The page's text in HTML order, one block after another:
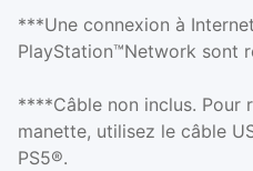
***Une connexion à
PlayStation™Network sont
****Câble non inclus. Pour
manette, utilisez le câble
PS5®.